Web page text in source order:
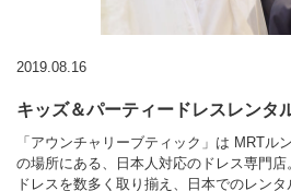
2019.08.16
キッズ＆パーティードレスレンタ
「アウンチャリーブティック」は MRTル
の場所にある、日本人対応のドレス専門
ドレスを数多く取り揃え、日本でのレン